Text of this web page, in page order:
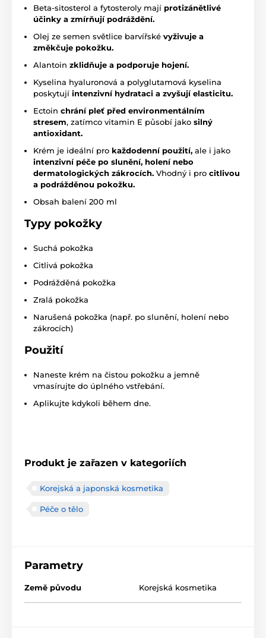
Beta-sitosterol a fytosteroly mají protizánětlivé
účinky a zmírňují podráždění.
Olej ze semen světlice barvířské vyživuje a
změkčuje pokožku.
Alantoin zklidňuje a podporuje hojení.
Kyselina hyaluronová a polyglutamová kyselina
poskytují intenzivní hydrataci a zvyšují elasticitu.
Ectoin chrání pleť před environmentálním
stresem, zatímco vitamin E působí jako silný
antioxidant.
Krém je ideální pro každodenní použití, ale i jako
intenzivní péče po slunění, holení nebo
dermatologických zákrocích. Vhodný i pro citlivou
a podrážděnou pokožku.
Obsah balení 200 ml
Typy pokožky
Suchá pokožka
Citlivá pokožka
Podrážděná pokožka
Zralá pokožka
Narušená pokožka (např. po slunění, holení nebo
zákrocích)
Použití
Naneste krém na čistou pokožku a jemně
vmasírujte do úplného vstřebání.
Aplikujte kdykoli během dne.
Produkt je zařazen v kategoriích
Korejská a japonská kosmetika
Péče o tělo
Parametry
Země původu Korejská kosmetika